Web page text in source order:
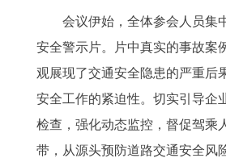
会议伊始，全体参会人员集
安全警示片。片中真实的事故案
观展现了交通安全隐患的严重后
安全工作的紧迫性。切实引导企
检查，强化动态监控，督促驾乘
带，从源头预防道路交通安全风